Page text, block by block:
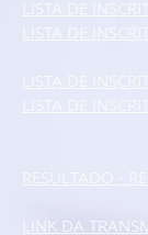
LINK DA